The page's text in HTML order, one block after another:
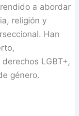
a abordar
religión y
Han
LGBT+,
género.